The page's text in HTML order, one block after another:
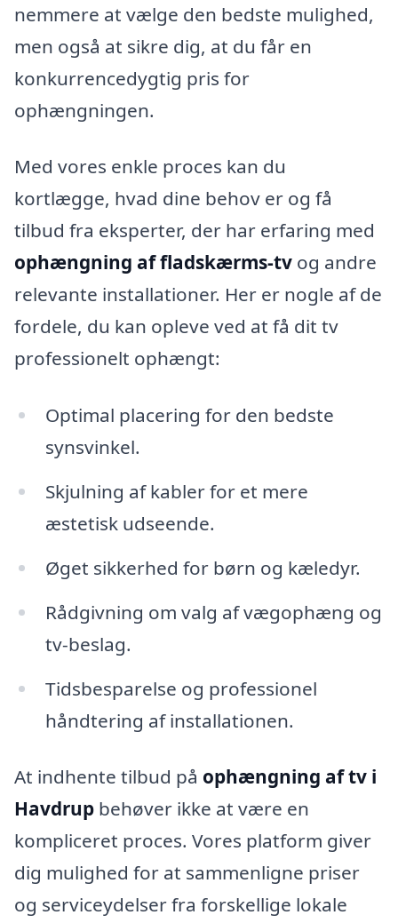
nemmere at vælge den bedste mulighed,
men også at sikre dig, at du får en
konkurrencedygtig pris for
ophængningen.
Med vores enkle proces kan du
kortlægge, hvad dine behov er og få
tilbud fra eksperter, der har erfaring med
ophængning af fladskærms-tv og andre
relevante installationer. Her er nogle af de
fordele, du kan opleve ved at få dit tv
professionelt ophængt:
Optimal placering for den bedste
synsvinkel.
Skjulning af kabler for et mere
æstetisk udseende.
Øget sikkerhed for børn og kæledyr.
Rådgivning om valg af vægophæng og
tv-beslag.
Tidsbesparelse og professionel
håndtering af installationen.
At indhente tilbud på ophængning af tv i
Havdrup behøver ikke at være en
kompliceret proces. Vores platform giver
dig mulighed for at sammenligne priser
og serviceydelser fra forskellige lokale